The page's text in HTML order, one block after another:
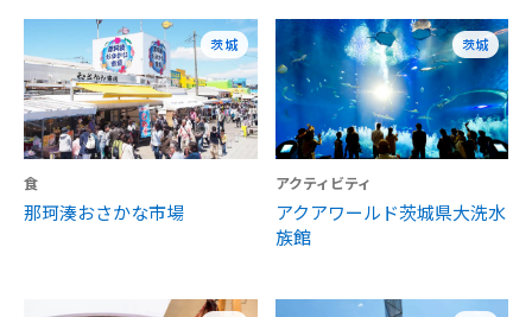
茨城
食
那珂湊おさかな市場
茨城
アクティビティ
アクアワールド茨城県大洗水
族館